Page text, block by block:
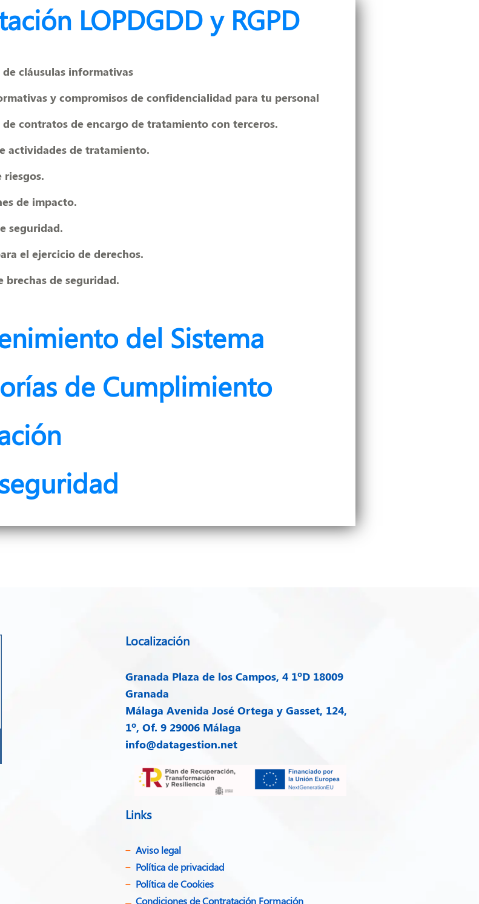
LOPDGDD y RGPD
de cláusulas informativas
y compromisos de confidencialidad para tu personal
de contratos de encargo de tratamiento con terceros.
actividades de tratamiento.
riesgos.
de impacto.
seguridad.
el ejercicio de derechos.
brechas de seguridad.
del Sistema
de Cumplimiento
Localización
Granada Plaza de los Campos, 4 1ºD 18009
Granada
Málaga Avenida José Ortega y Gasset, 124,
1º, Of. 9 29006 Málaga
info@datagestion.net
Links
Aviso legal
Política de privacidad​
Política de Cookies
Condiciones de Contratación Formación